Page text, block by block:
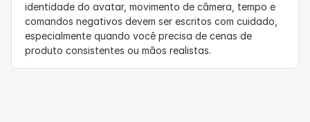
identidade do avatar, movimento de câmera, tempo e
comandos negativos devem ser escritos com cuidado,
especialmente quando você precisa de cenas de
produto consistentes ou mãos realistas.